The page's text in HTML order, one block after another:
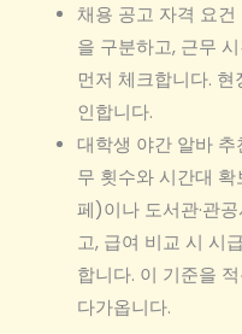
채용 공고 자격 요
을 구분하고, 근무
먼저 체크합니다.
인합니다.
대학생 야간 알바
무 횟수와 시간대
페)이나 도서관·관
고, 급여 비교 시 시
합니다. 이 기준을
다가옵니다.